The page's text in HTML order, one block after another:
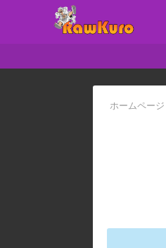
ホームページ